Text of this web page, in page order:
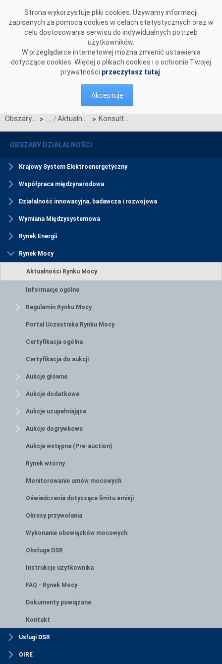
Strona wykorzystuje pliki cookies. Używamy informacji
zapisanych za pomocą cookies w celach statystycznych oraz w
celu dostosowania serwisu do indywidualnych potrzeb
użytkowników.
W przeglądarce internetowej można zmienić ustawienia
dotyczące cookies. Więcej o plikach cookies i o ochronie Twojej
prywatności przeczytasz tutaj
Akceptuję
Obszary działalności > Aktualności Rynku Mocy > Konsultacje projektu Karty aktualizacji nr RRM/Z/13/2025 Regulaminu rynku mocy
OBSZARY DZIAŁALNOŚCI
Krajowy System Elektroenergetyczny
Współpraca międzynarodowa
Działalność innowacyjna, badawcza i rozwojowa
Wymiana Międzysystemowa
Rynek Energii
Rynek Mocy
Aktualności Rynku Mocy
Informacje ogólne
Regulamin Rynku Mocy
Portal Uczestnika Rynku Mocy
Certyfikacja ogólna
Certyfikacja do aukcji
Aukcje główne
Aukcje dodatkowe
Aukcje uzupełniające
Aukcje dogrywkowe
Aukcja wstępna (Pre-auction)
Rynek wtórny
Monitorowanie umów mocowych
Oświadczenia dotyczące limitu emisji
Okresy przywołania
Wykonanie obowiązków mocowych
Obsługa DSR
Instrukcje użytkownika
FAQ - Rynek Mocy
Dokumenty powiązane
Kontakt
Usługi DSR
OIRE